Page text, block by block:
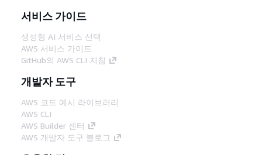
서비스 가이드
생성형 AI 서비스 선택
AWS 서비스 가이드
GitHub의 AWS CLI 지침
개발자 도구
AWS 코드 예시 라이브러리
AWS CLI
AWS Builder 센터
AWS 개발자 도구 블로그